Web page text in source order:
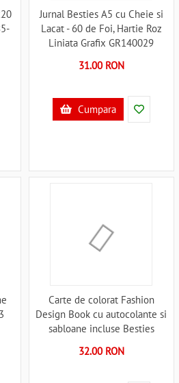
Jurnal Besties A5 cu Cheie si
Lacat - 60 de Foi, Hartie Roz
Liniata Grafix GR140029
31.00 RON
Cumpara
Carte de colorat Fashion
Design Book cu autocolante si
sabloane incluse Besties
32.00 RON